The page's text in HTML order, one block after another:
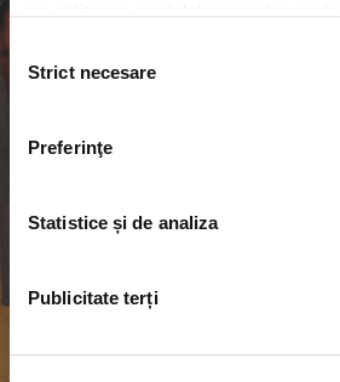
Selecția
consimțământului
Strict necesare
Preferinţe
Statistice și de analiza
Publicitate terți